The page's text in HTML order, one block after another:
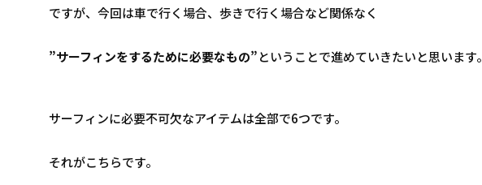
ですが、今回は車で行く場合、歩きで行く場合など関係なく
”サーフィンをするために必要なもの”ということで進めていきたいと思います。
サーフィンに必要不可欠なアイテムは全部で6つです。
それがこちらです。